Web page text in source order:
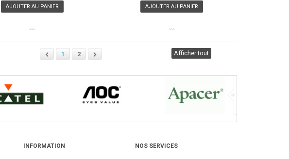
AJOUTER AU PANIER
```
AJOUTER AU PANIER
```
Afficher tout
1 2
INFORMATION NOS SERVICES